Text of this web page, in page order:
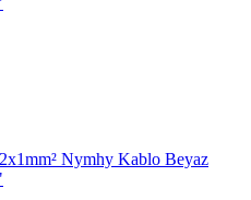
Nymhy Kablo Beyaz